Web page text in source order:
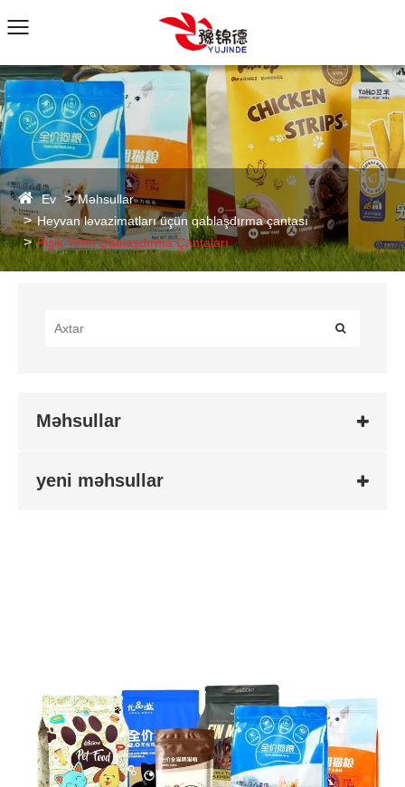
Ev
Məhsullar
Heyvan ləvazimatları üçün qablaşdırma çantası
Pişik Yemi Qablaşdırma Çantaları
Məhsullar
yeni məhsullar